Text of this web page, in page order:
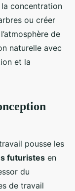
concentration
ou créer
de
naturelle avec
et la
pousse les
futuristes en
du
de travail